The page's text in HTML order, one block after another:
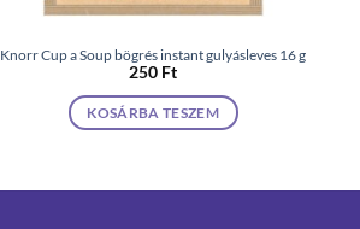
Knorr Cup a Soup bögrés instant gulyásleves 16 g
250 Ft
KOSÁRBA TESZEM